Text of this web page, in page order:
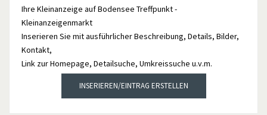
Ihre Kleinanzeige auf Bodensee Treffpunkt -
Kleinanzeigenmarkt
Inserieren Sie mit ausführlicher Beschreibung, Details, Bilder,
Kontakt,
Link zur Homepage, Detailsuche, Umkreissuche u.v.m.
INSERIEREN/EINTRAG ERSTELLEN